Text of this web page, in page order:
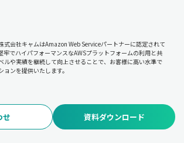
式会社キャムはAmazon Web Serviceパートナーに認定されて
牢でハイパフォーマンスなAWSプラットフォームの利用と共
ルや実績を継続して向上させることで、お客様に高い水準で
ョンを提供いたします。
せ 資料ダウンロード